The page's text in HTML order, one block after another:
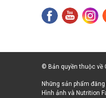
© Bản quyền thuộc về
Những sản phẩm
Hình ảnh và Nutrition